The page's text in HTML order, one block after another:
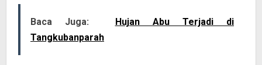
Baca Juga:
Hujan Abu Terjadi di
Tangkubanparah